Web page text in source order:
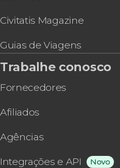
Civitatis Magazine
Guias de Viagens
Trabalhe conosco
Fornecedores
Afiliados
Agências
Integrações e API Novo